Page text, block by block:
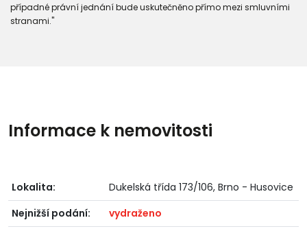
případné právní jednání bude uskutečněno přímo mezi smluvními
stranami."
Informace k nemovitosti
Lokalita:
Dukelská třída 173/106, Brno - Husovice
Nejnižší podání:
vydraženo